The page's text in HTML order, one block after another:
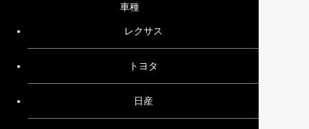
車種
レクサス
トヨタ
日産